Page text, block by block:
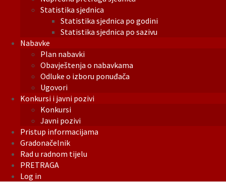
Statistika sjednica
Statistika sjednica po godini
Statistika sjednica po sazivu
Nabavke
Plan nabavki
Obavještenja o nabavkama
Odluke o izboru ponuđača
Ugovori
Konkursi i javni pozivi
Konkursi
Javni pozivi
Pristup informacijama
Gradonačelnik
Rad u radnom tijelu
PRETRAGA
Log in